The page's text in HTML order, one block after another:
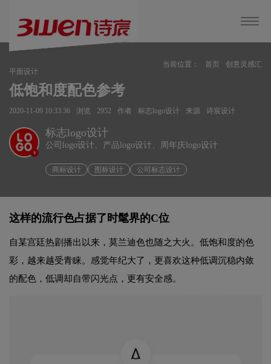
当前位置： 首页
创意灵感汇
平面设计
低饱和度配色参考
2020-11-09 10:33:36 浏览 2952 作者 标志logo设计 来源 诗宸设计
v
标志logo设计
公司logo设计、产品logo设计、周年庆logo设计
商标设计 图标设计 公司标志设计
这样的流行色占据了时髦界的C位
自某宫廷热剧播出以来，莫兰迪色也随之大火。低饱和度的色
彩，越来越受青睐。感觉年纪大了， 更喜欢这种低调沉稳内敛
的配色，低调却自带闪光点，更有安全感。